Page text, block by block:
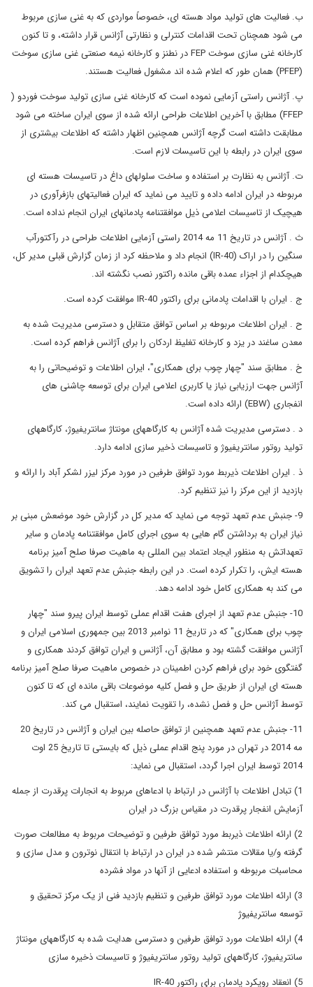
ب. فعالیت های تولید مواد هسته ای، خصوصاً مواردی که به غنی سازی مربوط
می شود همچنان تحت اقدامات کنترلی و نظارتی آژانس قرار داشته، و تا کنون
کارخانه غنی سازی سوخت FEP در نطنز و کارخانه نیمه صنعتی غنی سازی سوخت
(PFEP) همان طور که اعلام شده اند مشغول فعالیت هستند.
پ. آژانس راستی آزمایی نموده است که کارخانه غنی سازی تولید سوخت فوردو (
FFEP) مطابق با آخرین اطلاعات طراحی ارائه شده از سوی ایران ساخته می شود
مطابقت داشته است گرچه آژانس همچنین اظهار داشته که اطلاعات بیشتری از
سوی ایران در رابطه با این تاسیسات لازم است.
ت. آژانس به نظارت بر استفاده و ساخت سلولهای داغ در تاسیسات هسته ای
مربوطه در ایران ادامه داده و تایید می نماید که ایران فعالیتهای بازفرآوری در
هیچیک از تاسیسات اعلامی ذیل موافقتنامه پادمانهای ایران انجام نداده است.
ث . آژانس در تاریخ 11 مه 2014 راستی آزمایی اطلاعات طراحی در رآکتورآب
سنگین را در اراک (IR-40) انجام داد و ملاحظه کرد از زمان گزارش قبلی مدیر کل،
هیچکدام از اجزاء عمده باقی مانده راکتور نصب نگشته اند.
ج . ایران با اقدامات پادمانی برای راکتور IR-40 موافقت کرده است.
ح . ایران اطلاعات مربوطه بر اساس توافق متقابل و دسترسی مدیریت شده به
معدن ساغند در یزد و کارخانه تغلیظ اردکان را برای آژانس فراهم کرده است.
خ . مطابق سند "چهار چوب برای همکاری"، ایران اطلاعات و توضیحاتی را به
آژانس جهت ارزیابی نیاز یا کاربری اعلامی ایران برای توسعه چاشنی های
انفجاری (EBW) ارائه داده است.
د . دسترسی مدیریت شده آژانس به کارگاههای مونتاژ سانتریفیوژ، کارگاههای
تولید روتور سانتریفیوژ و تاسیسات ذخیر سازی ادامه دارد.
ذ . ایران اطلاعات ذیربط مورد توافق طرفین در مورد مرکز لیزر لشکر آباد را ارائه و
بازدید از این مرکز را نیز تنظیم کرد.
9- جنبش عدم تعهد توجه می نماید که مدیر کل در گزارش خود موضعش مبنی بر
نیاز ایران به برداشتن گام هایی به سوی اجرای کامل موافقتنامه پادمان و سایر
تعهداتش به منظور ایجاد اعتماد بین المللی به ماهیت صرفا صلح آمیز برنامه
هسته ایش، را تکرار کرده است. در این رابطه جنبش عدم تعهد ایران را تشویق
می کند به همکاری کامل خود ادامه دهد.
10- جنبش عدم تعهد از اجرای هفت اقدام عملی توسط ایران پیرو سند "چهار
چوب برای همکاری" که در تاریخ 11 نوامبر 2013 بین جمهوری اسلامی ایران و
آژانس موافقت گشته بود و مطابق آن، آژانس و ایران توافق کردند همکاری و
گفتگوی خود برای فراهم کردن اطمینان در خصوص ماهیت صرفا صلح آمیز برنامه
هسته ای ایران از طریق حل و فصل کلیه موضوعات باقی مانده ای که تا کنون
توسط آژانس حل و فصل نشده، را تقویت نمایند، استقبال می کند.
11- جنبش عدم تعهد همچنین از توافق حاصله بین ایران و آژانس در تاریخ 20
مه 2014 در تهران در مورد پنج اقدام عملی ذیل که بایستی تا تاریخ 25 اوت
2014 توسط ایران اجرا گردد، استقبال می نماید:
1) تبادل اطلاعات با آژانس در ارتباط با ادعاهای مربوط به انجارات پرقدرت از جمله
آزمایش انفجار پرقدرت در مقیاس بزرگ در ایران
2) ارائه اطلاعات ذیربط مورد توافق طرفین و توضیحات مربوط به مطالعات صورت
گرفته و/یا مقالات منتشر شده در ایران در ارتباط با انتقال نوترون و مدل سازی و
محاسبات مربوطه و استفاده ادعایی از آنها در مواد فشرده
3) ارائه اطلاعات مورد توافق طرفین و تنظیم بازدید فنی از یک مرکز تحقیق و
توسعه سانتریفیوژ
4) ارائه اطلاعات مورد توافق طرفین و دسترسی هدایت شده به کارگاههای مونتاژ
سانتریفیوژ، کارگاههای تولید روتور سانتریفیوژ و تاسیسات ذخیره سازی
5) انعقاد رویکرد پادمان برای راکتور IR-40